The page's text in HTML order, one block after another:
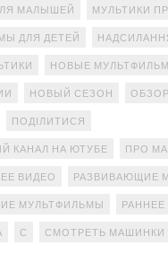
МАЛЫШЕЙ МУЛЬТИКИ
ДЛЯ ДЕТЕЙ
НОВЫЕ
НОВЫЙ СЕЗОН
ПОДІЛИТИСЯ
КАНАЛ НА ЮТУБЕ ПРО
ВИДЕО РАЗВИВАЮЩИЕ
МУЛЬТФИЛЬМЫ РАННЕЕ
С СМОТРЕТЬ МАШИНКИ